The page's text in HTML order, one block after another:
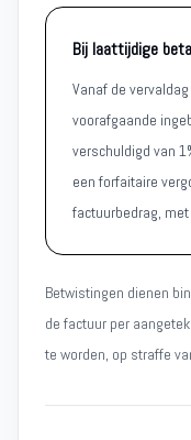
Bij laattijdige
Vanaf de
voorafgaande
verschuldigd van
een forfaitaire
factuurbedrag,
Betwistingen dienen
de factuur per
te worden, op straffe